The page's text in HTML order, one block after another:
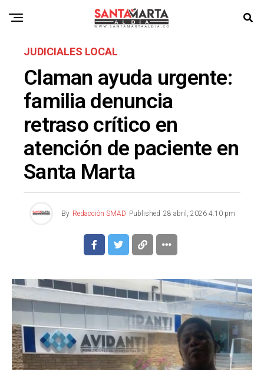
JUDICIALES LOCAL
Claman ayuda urgente:
familia denuncia
retraso crítico en
atención de paciente en
Santa Marta
By Redacción SMAD Published 28 abril, 2026 4:10 pm